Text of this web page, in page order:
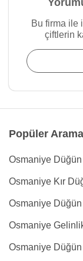
Bu firma ile
çiftlerin
Popüler
Osmaniye Düğün
Osmaniye Kır
Osmaniye Düğün
Osmaniye
Osmaniye